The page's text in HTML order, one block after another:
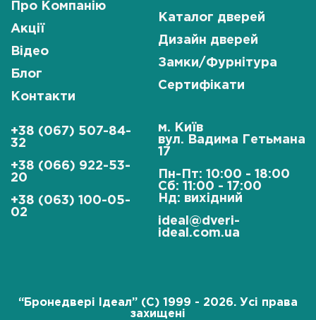
Про Компанію
Акції
Відео
Блог
Контакти
Каталог дверей
Дизайн дверей
Замки/Фурнітура
Сертифікати
+38 (067) 507-84-
32
+38 (066) 922-53-
20
+38 (063) 100-05-
02
м. Київ
вул. Вадима Гетьмана
17
Пн-Пт: 10:00 - 18:00
Сб: 11:00 - 17:00
Нд: вихідний
ideal@dveri-
ideal.com.ua
“Бронедвері Ідеал” (C) 1999 - 2026. Усі права
захищені